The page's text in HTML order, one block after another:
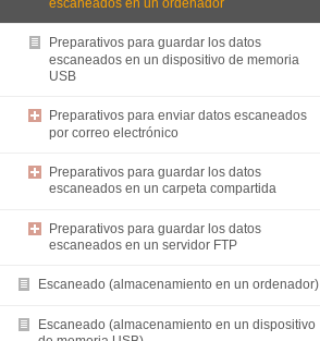
escaneados en un ordenador
Preparativos para guardar los datos
escaneados en un dispositivo de memoria
USB
Preparativos para enviar datos escaneados
por correo electrónico
Preparativos para guardar los datos
escaneados en un carpeta compartida
Preparativos para guardar los datos
escaneados en un servidor FTP
Escaneado (almacenamiento en un ordenador)
Escaneado (almacenamiento en un dispositivo